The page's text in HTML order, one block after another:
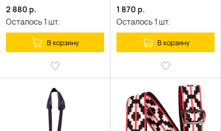
2 880 р.
Осталось 1 шт.
В корзину
1 870 р.
Осталось 1 шт.
В корзину